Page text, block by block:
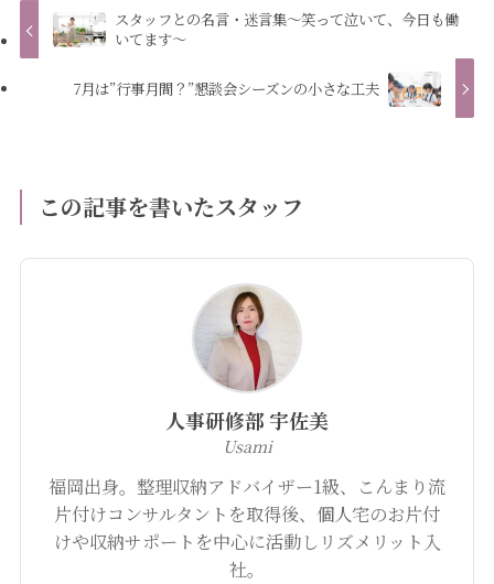
スタッフとの名言・迷言集～笑って泣いて、今日も働
いてます～
7月は”行事月間？”懇談会シーズンの小さな工夫
この記事を書いたスタッフ
人事研修部 宇佐美
Usami
福岡出身。整理収納アドバイザー1級、こんまり流
片付けコンサルタントを取得後、個人宅のお片付
けや収納サポートを中心に活動しリズメリット入
社。